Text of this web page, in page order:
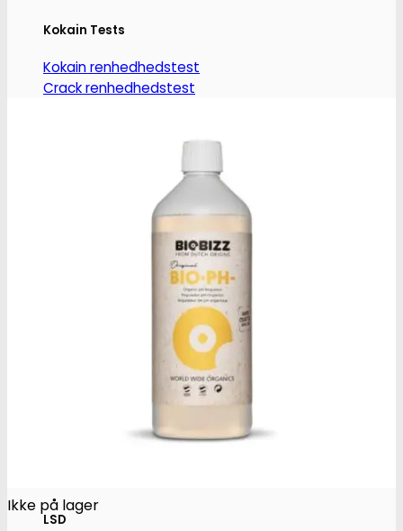
Kokain Tests
Kokain renhedhedstest
Crack renhedhedstest
MDMA renhedstest
Ecstasy renhedstest
LSD
Ikke på lager